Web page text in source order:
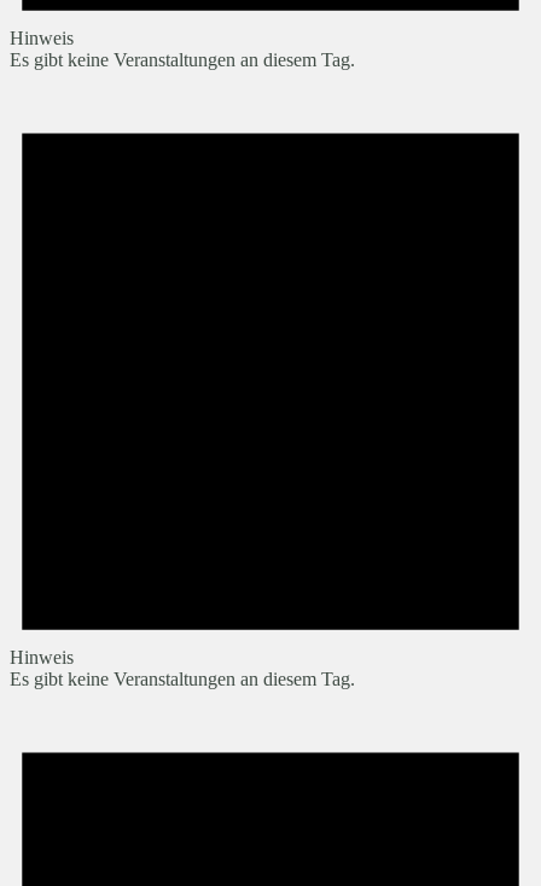
Hinweis
Es gibt keine Veranstaltungen an diesem Tag.
Hinweis
Es gibt keine Veranstaltungen an diesem Tag.